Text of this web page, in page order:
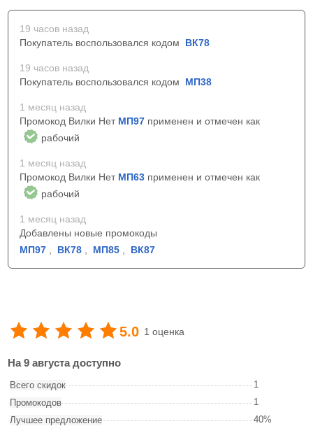
19 часов назад
Покупатель воспользовался кодом ВК78
19 часов назад
Покупатель воспользовался кодом МП38
1 месяц назад
Промокод Вилки Нет МП97 применен и отмечен как
рабочий
1 месяц назад
Промокод Вилки Нет МП63 применен и отмечен как
рабочий
1 месяц назад
Добавлены новые промокоды
МП97
ВК78 МП85 ВК87
5.0 1 оценка
На 9 августа доступно
Всего скидок
1
Промокодов
1
Лучшее предложение
40%